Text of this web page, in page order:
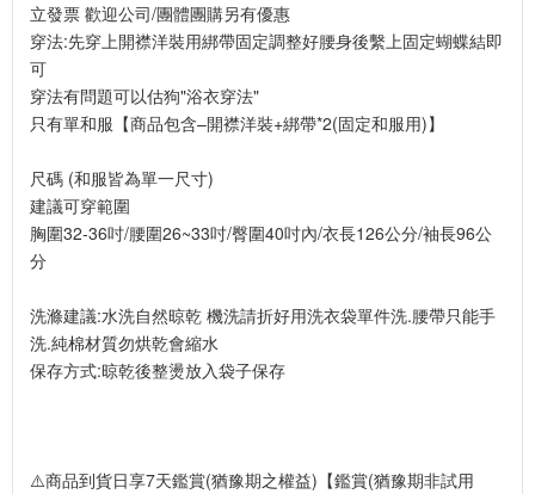
立發票 歡迎公司/團體團購另有優惠
穿法:先穿上開襟洋裝用綁帶固定調整好腰身後繫上固定蝴蝶結即
可
穿法有問題可以估狗"浴衣穿法"
只有單和服【商品包含–開襟洋裝+綁帶*2(固定和服用)】
尺碼 (和服皆為單一尺寸)
建議可穿範圍
胸圍32-36吋/腰圍26~33吋/臀圍40吋內/衣長126公分/袖長96公
分
洗滌建議:水洗自然晾乾 機洗請折好用洗衣袋單件洗.腰帶只能手
洗.純棉材質勿烘乾會縮水
保存方式:晾乾後整燙放入袋子保存
⚠️商品到貨日享7天鑑賞(猶豫期之權益)【鑑賞(猶豫期非試用